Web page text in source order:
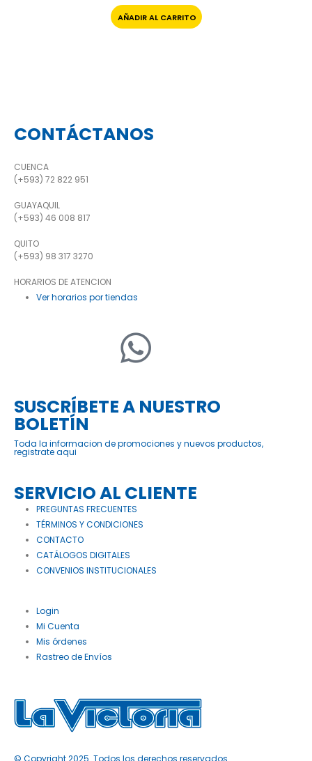
AÑADIR AL CARRITO
CONTÁCTANOS
CUENCA
(+593) 72 822 951
GUAYAQUIL
(+593) 46 008 817
QUITO
(+593) 98 317 3270
HORARIOS DE ATENCION
Ver horarios por tiendas
SUSCRÍBETE A NUESTRO
BOLETÍN
Toda la informacion de promociones y nuevos productos,
registrate aqui
SERVICIO AL CLIENTE
PREGUNTAS FRECUENTES
TÉRMINOS Y CONDICIONES
CONTACTO
CATÁLOGOS DIGITALES
CONVENIOS INSTITUCIONALES
Login
Mi Cuenta
Mis órdenes
Rastreo de Envíos